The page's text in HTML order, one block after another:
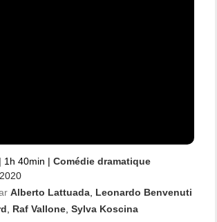
| 1h 40min | Comédie dramatique
Alberto Lattuada Leonardo Benvenuti
Raf Vallone Sylva Koscina